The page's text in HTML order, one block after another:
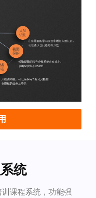
统
课程系统，功能强